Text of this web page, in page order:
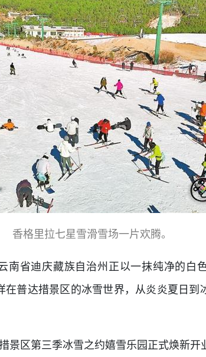
香格里拉七星雪滑雪场一片欢腾。
南省迪庆藏族自治州正以一抹纯净的白
在普达措景区的冰雪世界，从炎炎夏日到
景区第三季冰雪之约嬉雪乐园正式焕新开